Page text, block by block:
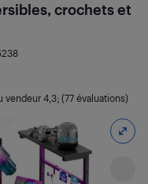
crochets et
vendeur 4,3; (77 évaluations)